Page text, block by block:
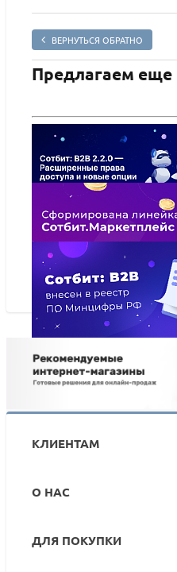
ВЕРНУТЬСЯ ОБРАТНО
Предлагаем еще
Сотбит: B2B 2.2.0 —
новые опции заказов
Запускаем линейку
Сотбит: B2B внесен в
КЛИЕНТАМ
О НАС
ДЛЯ ПОКУПКИ